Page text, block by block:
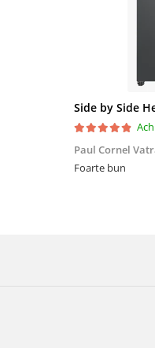
Paul Cornel
Foarte bun